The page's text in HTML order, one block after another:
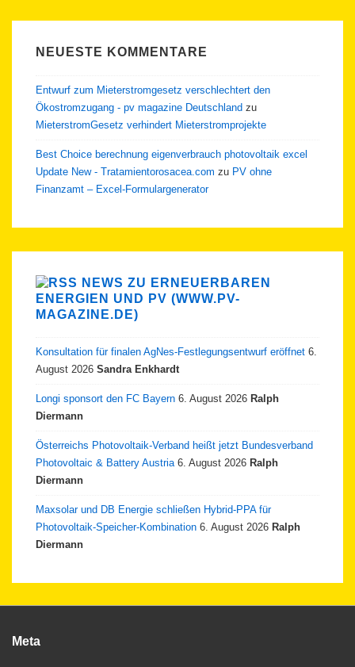
NEUESTE KOMMENTARE
Entwurf zum Mieterstromgesetz verschlechtert den
Ökostromzugang - pv magazine Deutschland zu
MieterstromGesetz verhindert Mieterstromprojekte
Best Choice berechnung eigenverbrauch photovoltaik excel
Update New - Tratamientorosacea.com zu PV ohne
Finanzamt – Excel-Formulargenerator
NEWS ZU ERNEUERBAREN
ENERGIEN UND PV (WWW.PV-
MAGAZINE.DE)
Konsultation für finalen AgNes-Festlegungsentwurf eröffnet 6.
August 2026 Sandra Enkhardt
Longi sponsort den FC Bayern 6. August 2026 Ralph
Diermann
Österreichs Photovoltaik-Verband heißt jetzt Bundesverband
Photovoltaic & Battery Austria 6. August 2026 Ralph
Diermann
Maxsolar und DB Energie schließen Hybrid-PPA für
Photovoltaik-Speicher-Kombination 6. August 2026 Ralph
Diermann
Meta